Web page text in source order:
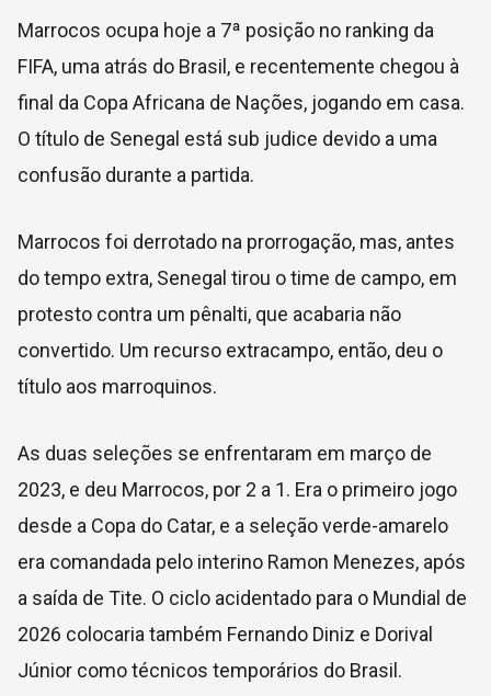
Marrocos ocupa hoje a 7ª posição no ranking da
FIFA, uma atrás do Brasil, e recentemente chegou à
final da Copa Africana de Nações, jogando em casa.
O título de Senegal está sub judice devido a uma
confusão durante a partida.
Marrocos foi derrotado na prorrogação, mas, antes
do tempo extra, Senegal tirou o time de campo, em
protesto contra um pênalti, que acabaria não
convertido. Um recurso extracampo, então, deu o
título aos marroquinos.
As duas seleções se enfrentaram em março de
2023, e deu Marrocos, por 2 a 1. Era o primeiro jogo
desde a Copa do Catar, e a seleção verde-amarelo
era comandada pelo interino Ramon Menezes, após
a saída de Tite. O ciclo acidentado para o Mundial de
2026 colocaria também Fernando Diniz e Dorival
Júnior como técnicos temporários do Brasil.